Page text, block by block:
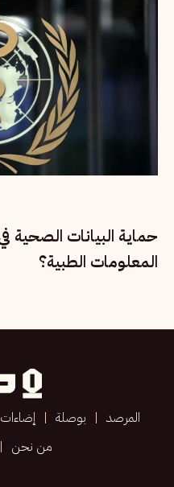
المعلومات الطبية؟
المرصد بوصلة إضاءات
من نحن